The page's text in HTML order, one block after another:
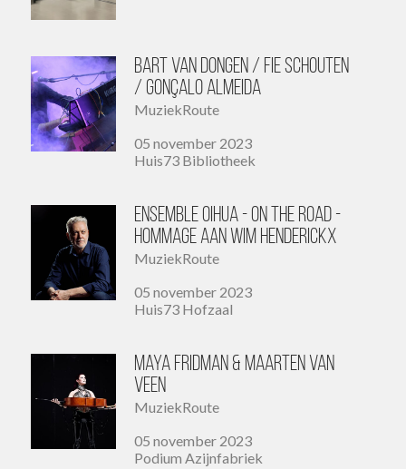
Bart van Dongen / Fie Schouten
/ Gonçalo Almeida
MuziekRoute
05 november 2023
Huis73 Bibliotheek
Ensemble Oihua - On The Road -
Hommage aan Wim Henderickx
MuziekRoute
05 november 2023
Huis73 Hofzaal
Maya Fridman & Maarten van
Veen
MuziekRoute
05 november 2023
Podium Azijnfabriek